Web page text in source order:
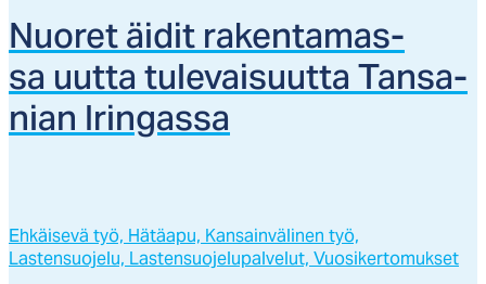
Nuo­ret äi­dit ra­ken­ta­mas­
sa uut­ta tu­le­vai­suut­ta Tan­sa­
nian Irin­gas­sa
Ehkäisevä työ, Hätäapu, Kansainvälinen työ,
Lastensuojelu, Lastensuojelupalvelut, Vuosikertomukset